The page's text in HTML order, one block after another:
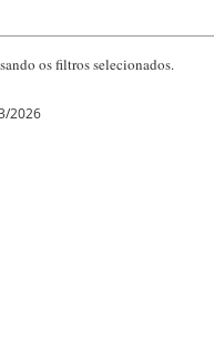
os filtros selecionados.
2026